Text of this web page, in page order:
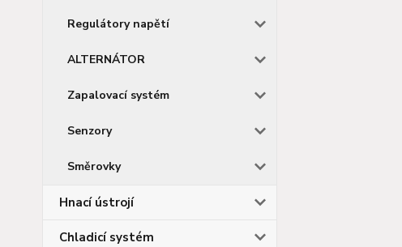
Regulátory napětí
ALTERNÁTOR
Zapalovací systém
Senzory
Směrovky
Hnací ústrojí
Chladicí systém